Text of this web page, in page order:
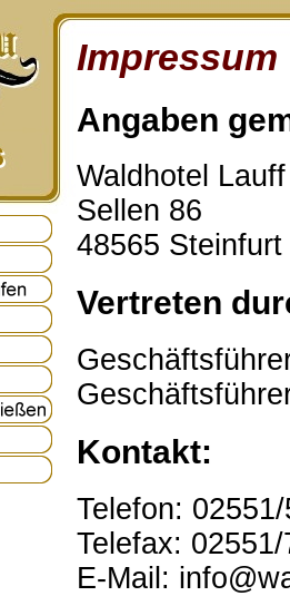
Impressum
Angaben
Waldhotel
Sellen 86
48565 Steinfurt
Vertreten
Kontakt:
Telefon:
Telefax:
E-Mail: